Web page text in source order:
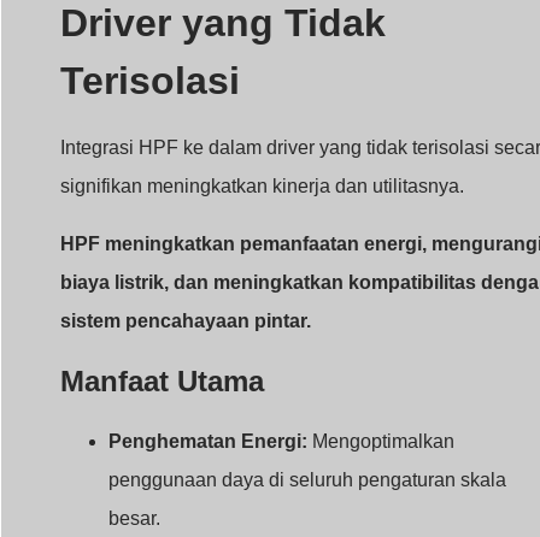
Driver yang Tidak
Terisolasi
Integrasi HPF ke dalam driver yang tidak terisolasi
signifikan meningkatkan kinerja dan utilitasnya.
HPF meningkatkan pemanfaatan energi,
biaya listrik, dan meningkatkan kompatibilitas
sistem pencahayaan pintar.
Manfaat Utama
Penghematan Energi: Mengoptimalkan
penggunaan daya di seluruh pengaturan skala
besar.